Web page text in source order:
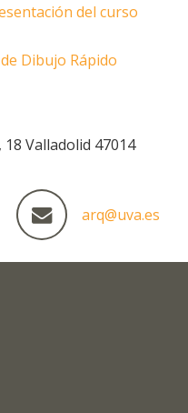
del curso
Dibujo Rápido
18 Valladolid 47014
arq@uva.es